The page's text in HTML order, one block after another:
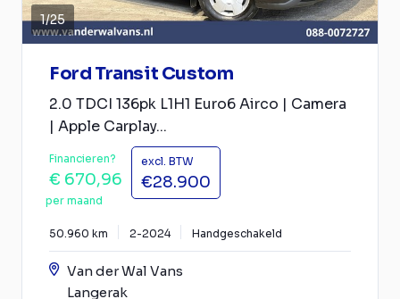
1/25
Ford Transit Custom
2.0 TDCI 136pk L1H1 Euro6 Airco | Camera
| Apple Carplay...
Financieren?
€ 670,96
per maand
excl. BTW
€28.900
50.960 km 2-2024 Handgeschakeld
Van der Wal Vans
Langerak